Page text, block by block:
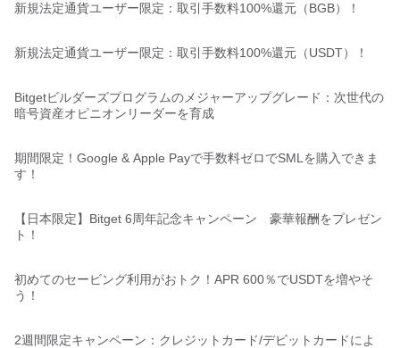
新規法定通貨ユーザー限定：取引手数料100%還元（BGB）！
新規法定通貨ユーザー限定：取引手数料100%還元（USDT）！
Bitgetビルダーズプログラムのメジャーアップグレード：次世代の
暗号資産オピニオンリーダーを育成
期間限定！Google & Apple Payで手数料ゼロでSMLを購入できま
す！
【日本限定】Bitget 6周年記念キャンペーン 豪華報酬をプレゼン
ト！
初めてのセービング利用がおトク！APR 600％でUSDTを増やそ
う！
2週間限定キャンペーン：クレジットカード/デビットカードによ